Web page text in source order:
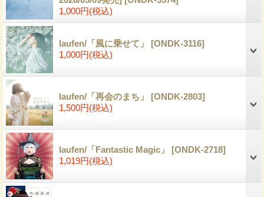
1,000円(税込)
laufen/「風に乗せて」 [ONDK-3116]
1,000円(税込)
laufen/「再会のまち」 [ONDK-2803]
1,500円(税込)
laufen/「Fantastic Magic」 [ONDK-2718]
1,019円(税込)